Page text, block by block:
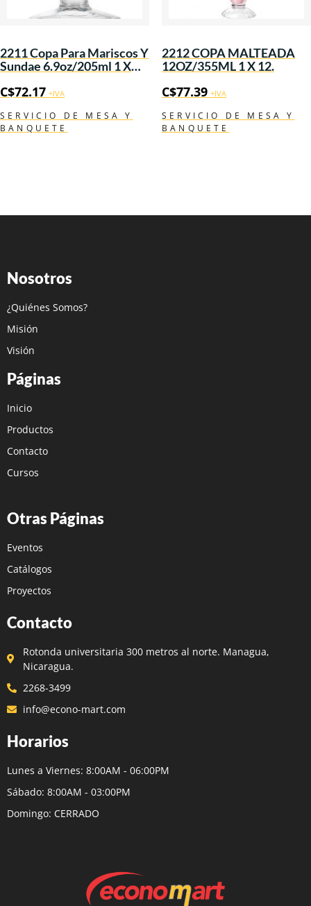
2211 Copa Para Mariscos Y
Sundae 6.9oz/205ml 1 X
C$72.17 +IVA
SERVICIO DE MESA Y
BANQUETE
2212 COPA MALTEADA
12OZ/355ML 1 X 12.
C$77.39 +IVA
SERVICIO DE MESA Y
BANQUETE
Nosotros
¿Quiénes Somos?
Misión
Visión
Páginas
Inicio
Productos
Contacto
Cursos
Otras Páginas
Eventos
Catálogos
Proyectos
Contacto
Rotonda universitaria 300 metros al norte. Managua,
Nicaragua.
2268-3499
info@econo-mart.com
Horarios
Lunes a Viernes: 8:00AM - 06:00PM
Sábado: 8:00AM - 03:00PM
Domingo: CERRADO